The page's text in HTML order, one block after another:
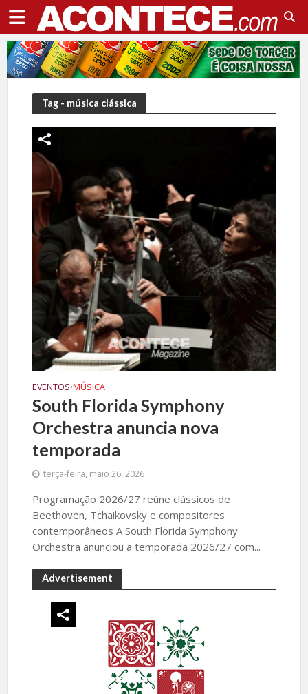
Tag - música clássica
EVENTOS•MÚSICA
South Florida Symphony
Orchestra anuncia nova
temporada
terça-feira, maio 26, 2026
Programação 2026/27 reúne clássicos de
Beethoven, Tchaikovsky e compositores
contemporâneos A South Florida Symphony
Orchestra anunciou a temporada 2026/27 com...
Advertisement